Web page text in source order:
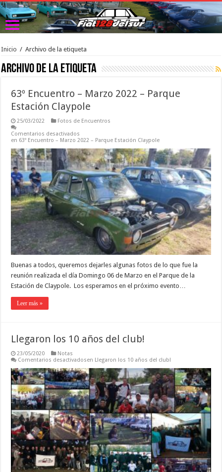
Inicio / Archivo de la etiqueta
Archivo de la etiqueta
63º Encuentro – Marzo 2022 – Parque
Estación Claypole
25/03/2022
Fotos de Encuentros
Comentarios desactivados
en 63º Encuentro – Marzo 2022 – Parque Estación Claypole
Buenas a todos, queremos dejarles algunas fotos de lo que fue la
reunión realizada el día Domingo 06 de Marzo en el Parque de la
Estación de Claypole. Los esperamos en el próximo evento…
Leer más »
Llegaron los 10 años del club!
23/05/2020
Notas
Comentarios desactivadosen Llegaron los 10 años del club!